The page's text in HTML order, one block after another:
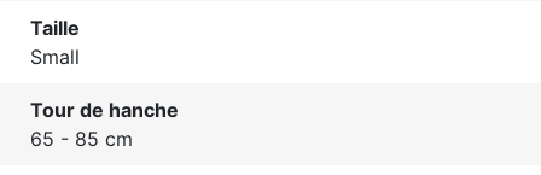
Taille
Small
Tour de hanche
65 - 85 cm